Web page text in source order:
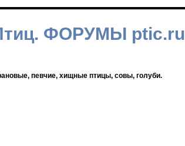
ФОРУМЫ ptic.ru
певчие, хищные птицы, совы, голуби.